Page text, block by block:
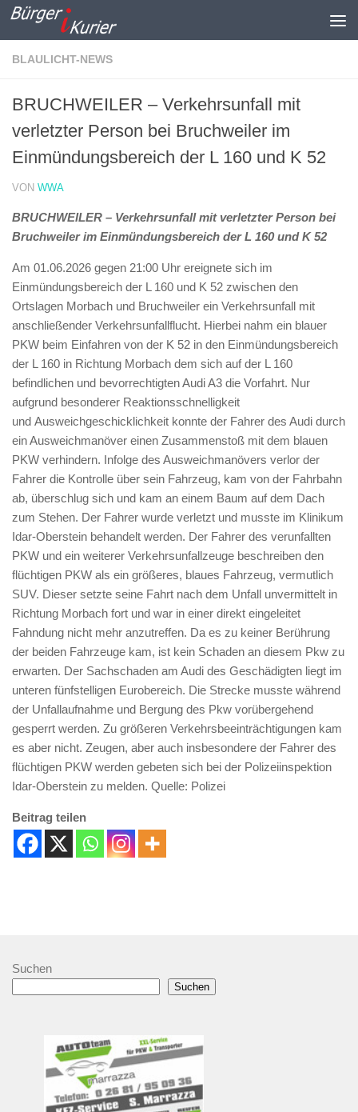
Zum Inhalt springen
BLAULICHT-NEWS
BRUCHWEILER – Verkehrsunfall mit
verletzter Person bei Bruchweiler im
Einmündungsbereich der L 160 und K 52
VON WWA
BRUCHWEILER – Verkehrsunfall mit verletzter Person bei
Bruchweiler im Einmündungsbereich der L 160 und K 52
Am 01.06.2026 gegen 21:00 Uhr ereignete sich im
Einmündungsbereich der L 160 und K 52 zwischen den
Ortslagen Morbach und Bruchweiler ein Verkehrsunfall mit
anschließender Verkehrsunfallflucht. Hierbei nahm ein blauer
PKW beim Einfahren von der K 52 in den Einmündungsbereich
der L 160 in Richtung Morbach dem sich auf der L 160
befindlichen und bevorrechtigten Audi A3 die Vorfahrt. Nur
aufgrund besonderer Reaktionsschnelligkeit
und Ausweichgeschicklichkeit konnte der Fahrer des Audi durch
ein Ausweichmanöver einen Zusammenstoß mit dem blauen
PKW verhindern. Infolge des Ausweichmanövers verlor der
Fahrer die Kontrolle über sein Fahrzeug, kam von der Fahrbahn
ab, überschlug sich und kam an einem Baum auf dem Dach
zum Stehen. Der Fahrer wurde verletzt und musste im Klinikum
Idar-Oberstein behandelt werden. Der Fahrer des verunfallten
PKW und ein weiterer Verkehrsunfallzeuge beschreiben den
flüchtigen PKW als ein größeres, blaues Fahrzeug, vermutlich
SUV. Dieser setzte seine Fahrt nach dem Unfall unvermittelt in
Richtung Morbach fort und war in einer direkt eingeleitet
Fahndung nicht mehr anzutreffen. Da es zu keiner Berührung
der beiden Fahrzeuge kam, ist kein Schaden an diesem Pkw zu
erwarten. Der Sachschaden am Audi des Geschädigten liegt im
unteren fünfstelligen Eurobereich. Die Strecke musste während
der Unfallaufnahme und Bergung des Pkw vorübergehend
gesperrt werden. Zu größeren Verkehrsbeeinträchtigungen kam
es aber nicht. Zeugen, aber auch insbesondere der Fahrer des
flüchtigen PKW werden gebeten sich bei der Polizeiinspektion
Idar-Oberstein zu melden. Quelle: Polizei
Beitrag teilen
Suchen
Suchen